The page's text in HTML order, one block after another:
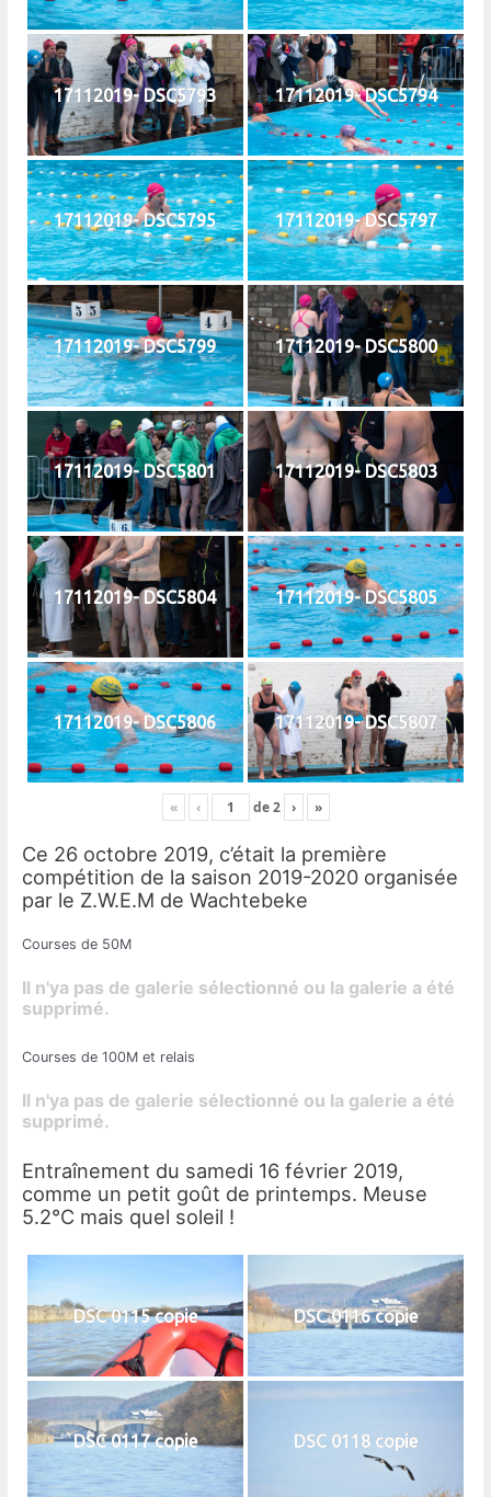
17112019- DSC5793 17112019- DSC5794
17112019- DSC5795 17112019- DSC5797
17112019- DSC5799 17112019- DSC5800
17112019- DSC5801 17112019- DSC5803
17112019- DSC5804 17112019- DSC5805
17112019- DSC5806 17112019- DSC5807
« ‹ de2 › »
Ce 26 octobre 2019, c’était la première
compétition de la saison 2019-2020 organisée
par le Z.W.E.M de Wachtebeke
Courses de 50M
Il n'ya pas de galerie sélectionné ou la galerie a été
supprimé.
Courses de 100M et relais
Il n'ya pas de galerie sélectionné ou la galerie a été
supprimé.
Entraînement du samedi 16 février 2019,
comme un petit goût de printemps. Meuse
5.2°C mais quel soleil !
DSC 0115 copie DSC 0116 copie
DSC 0117 copie DSC 0118 copie